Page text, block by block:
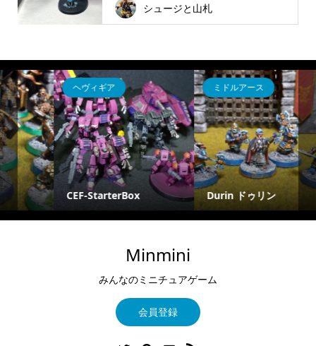
シュージと山札
ミドルアース
Durin ドゥリン
ゴッドティアー
[SFG Godtear] 雪原の死
の女王、モリガン
Minmini
みんなのミニチュアゲーム
会員登録